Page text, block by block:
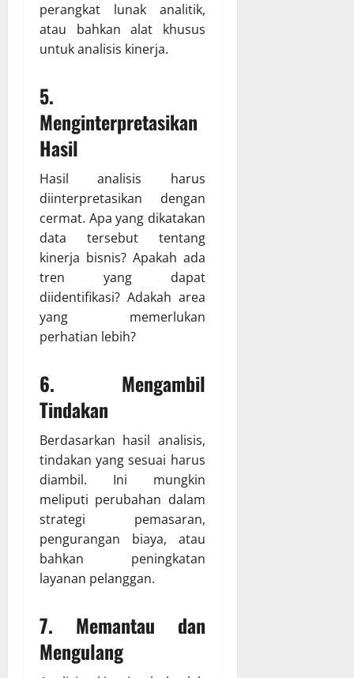
perangkat lunak analitik,
atau bahkan alat khusus
untuk analisis kinerja.
5.
Menginterpretasikan
Hasil
Hasil analisis harus
diinterpretasikan dengan
cermat. Apa yang dikatakan
data tersebut tentang
kinerja bisnis? Apakah ada
tren yang dapat
diidentifikasi? Adakah area
yang memerlukan
perhatian lebih?
6. Mengambil
Tindakan
Berdasarkan hasil analisis,
tindakan yang sesuai harus
diambil. Ini mungkin
meliputi perubahan dalam
strategi pemasaran,
pengurangan biaya, atau
bahkan peningkatan
layanan pelanggan.
7. Memantau dan
Mengulang